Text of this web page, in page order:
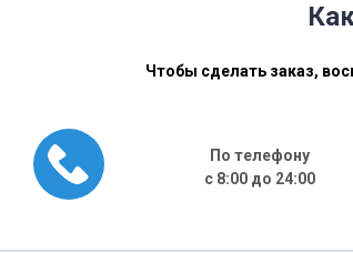
Чтобы сделать заказ,
По телефону
с 8:00 до 24:00